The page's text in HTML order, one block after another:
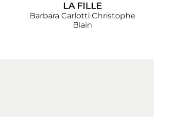
LA FILLE
Barbara Carlotti Christophe
Blain